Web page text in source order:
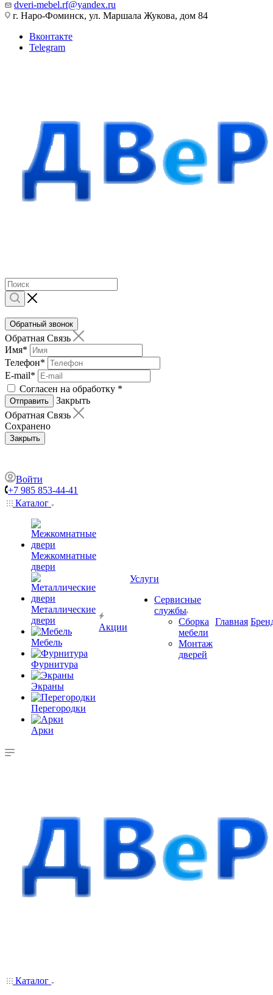
dveri-mebel.rf@yandex.ru
г. Наро-Фоминск, ул. Маршала Жукова, дом 84
Вконтакте
Telegram
Обратный звонок
Обратная Связь
Имя*
Телефон*
E-mail*
Согласен на обработку *
Отправить
Закрыть
Обратная Связь
Сохранено
Закрыть
Войти
+7 985 853-44-41
Каталог
Межкомнатные
двери
Металлические
двери
Мебель
Фурнитура
Экраны
Перегородки
Арки
Акции
Услуги
Сервисные
службы
Сборка
мебели
Монтаж
дверей
Главная
Каталог